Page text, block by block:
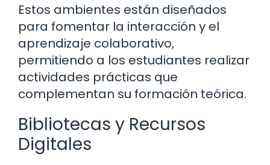
Estos ambientes están diseñados
para fomentar la interacción y el
aprendizaje colaborativo,
permitiendo a los estudiantes realizar
actividades prácticas que
complementan su formación teórica.
Bibliotecas y Recursos
Digitales